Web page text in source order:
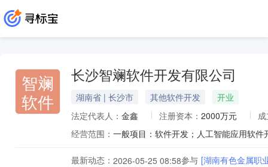
智斓
软件
长沙智斓软件开发有限公司
湖南省 | 长沙市 其他软件开发
开业
法定代表人： 金鑫 注册资本： 2000万元
经营范围：
最新动态： 2026-05-25 08:58参与 [湖南有色金属职